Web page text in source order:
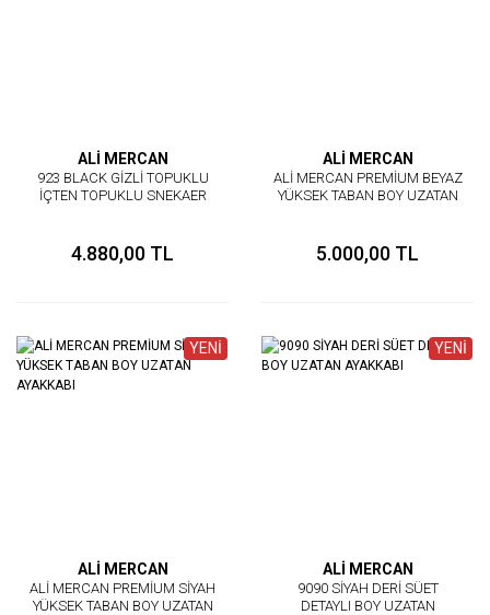
ALİ MERCAN
923 BLACK GİZLİ TOPUKLU
İÇTEN TOPUKLU SNEKAER
4.880,00 TL
ALİ MERCAN
ALİ MERCAN PREMİUM BEYAZ
YÜKSEK TABAN BOY UZATAN
5.000,00 TL
YENİ
ALİ MERCAN
ALİ MERCAN PREMİUM SİYAH
YÜKSEK TABAN BOY UZATAN
YENİ
ALİ MERCAN
9090 SİYAH DERİ SÜET
DETAYLI BOY UZATAN